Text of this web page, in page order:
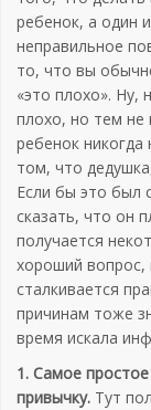
ребенок, а один
неправильное
то, что вы
«это плохо». Ну,
плохо, но тем
ребенок
том, что
Если бы это был
сказать, что он
получается
хороший вопрос,
сталкивается
причинам тоже
время искала
1. Самое
привычку. Тут